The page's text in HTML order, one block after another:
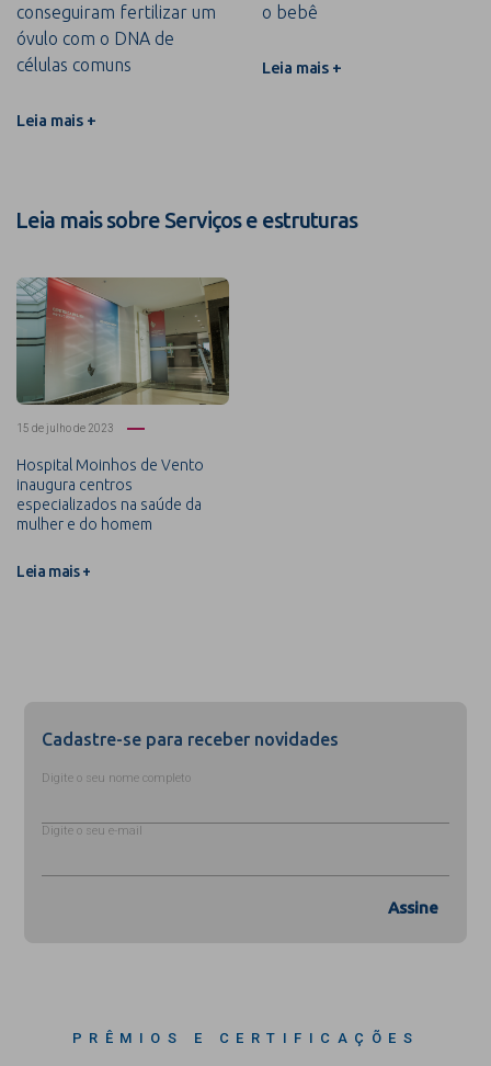
conseguiram fertilizar um
óvulo com o DNA de
células comuns
Leia mais +
o bebê
Leia mais +
Leia mais sobre Serviços e estruturas
15 de julho de 2023
Hospital Moinhos de Vento
inaugura centros
especializados na saúde da
mulher e do homem
Leia mais +
Cadastre-se para receber novidades
Digite o seu nome completo
Digite o seu e-mail
Assine
PRÊMIOS E CERTIFICAÇÕES